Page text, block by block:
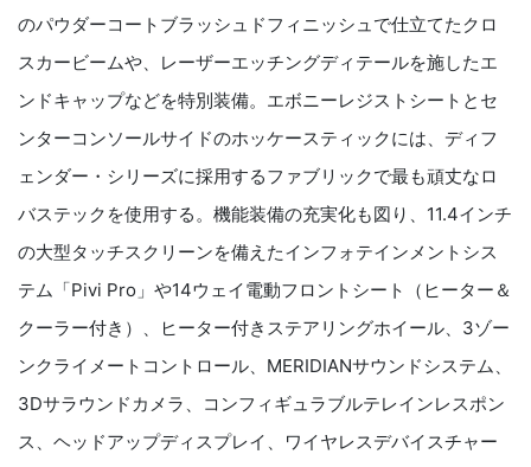
のパウダーコートブラッシュドフィニッシュで仕立てたクロ
スカービームや、レーザーエッチングディテールを施したエ
ンドキャップなどを特別装備。エボニーレジストシートとセ
ンターコンソールサイドのホッケースティックには、ディフ
ェンダー・シリーズに採用するファブリックで最も頑丈なロ
バステックを使用する。機能装備の充実化も図り、11.4インチ
の大型タッチスクリーンを備えたインフォテインメントシス
テム「Pivi Pro」や14ウェイ電動フロントシート（ヒーター＆
クーラー付き）、ヒーター付きステアリングホイール、3ゾー
ンクライメートコントロール、MERIDIANサウンドシステム、
3Dサラウンドカメラ、コンフィギュラブルテレインレスポン
ス、ヘッドアップディスプレイ、ワイヤレスデバイスチャー